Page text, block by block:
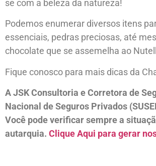
se com a beleza da natureza!
Podemos enumerar diversos itens
essenciais, pedras preciosas, até
chocolate que se assemelha ao
Fique conosco para mais dicas da
A JSK Consultoria e Corretora de
Nacional de Seguros Privados
Você pode verificar sempre a
autarquia. Clique Aqui para gerar